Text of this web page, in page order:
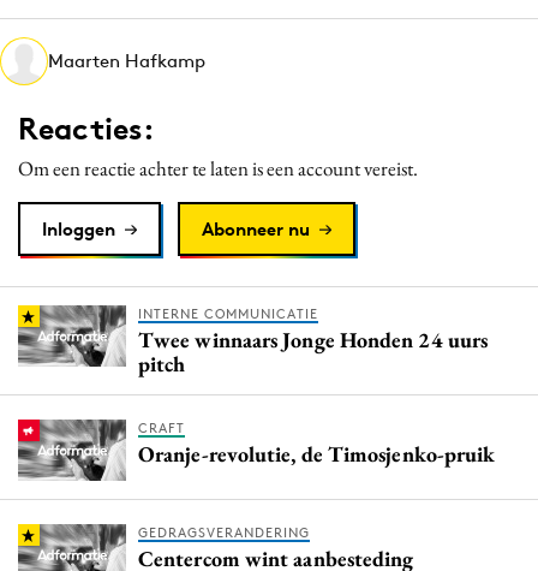
Martech
Media
Merkstrategie
PR
Programmatic
Reputatie & crisis
Maarten Hafkamp
Reacties:
Om een reactie achter te laten is een account vereist.
Inloggen Abonneer nu
INTERNE COMMUNICATIE
Twee winnaars Jonge Honden 24 uurs
pitch
CRAFT
Oranje-revolutie, de Timosjenko-pruik
GEDRAGSVERANDERING
Centercom wint aanbesteding